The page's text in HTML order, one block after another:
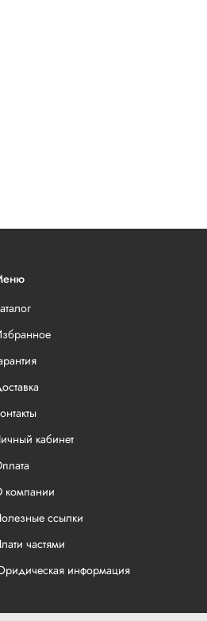
кабинет
компании
ссылки
частями
информация